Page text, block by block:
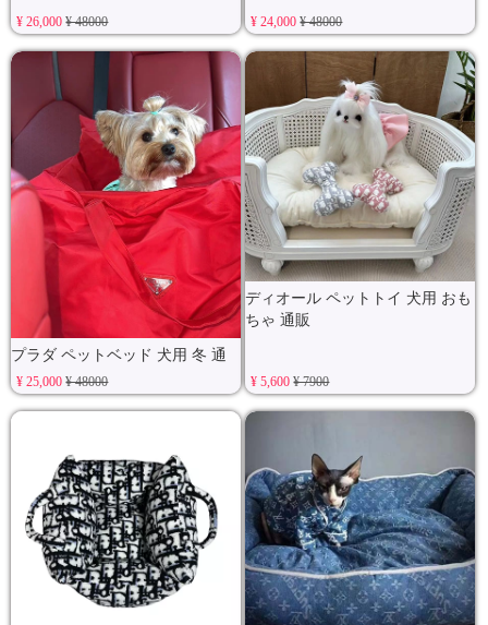
¥ 26,000¥ 48000 ¥ 24,000¥ 48000
プラダ ペットベッド 犬用 冬 通
販
¥ 25,000¥ 48000
ディオール ペットトイ 犬用 おも
ちゃ 通販
¥ 5,600¥ 7900